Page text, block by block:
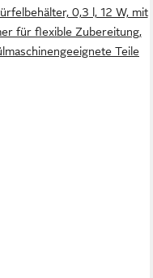
0,3 l, 12 W, mit
für flexible Zubereitung,
Teile